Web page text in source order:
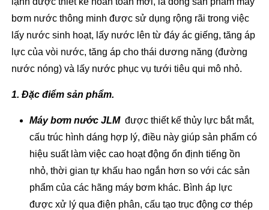
bơm nước thông minh được sử dụng rộng rãi trong việc
lấy nước sinh hoạt, lấy nước lên từ đáy ác giếng, tăng áp
lực của vòi nước, tăng áp cho thái dương năng (đường
nước nóng) và lấy nước phục vụ tưới tiêu qui mô nhỏ.
1.Đặc điểm sản phẩm.
Máy bơm nước JLMđược thiết kế thủy lực bắt mắt,
cấu trúc hình dáng hợp lý, điều này giúp sản phẩm có
hiệu suất làm việc cao hoạt động ổn định tiếng ồn
nhỏ, thời gian tự khấu hao ngắn hơn so với các sản
phẩm của các hãng máy bơm khác. Bình áp lực
được xử lý qua điện phân, cấu tạo trục động cơ thép